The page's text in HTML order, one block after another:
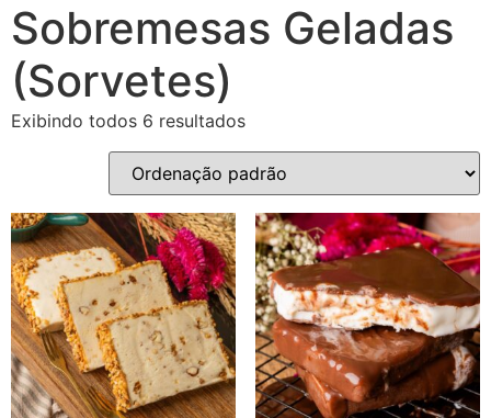
Sobremesas Geladas
(Sorvetes)
Exibindo todos 6 resultados